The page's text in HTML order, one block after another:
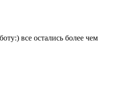
все остались более чем